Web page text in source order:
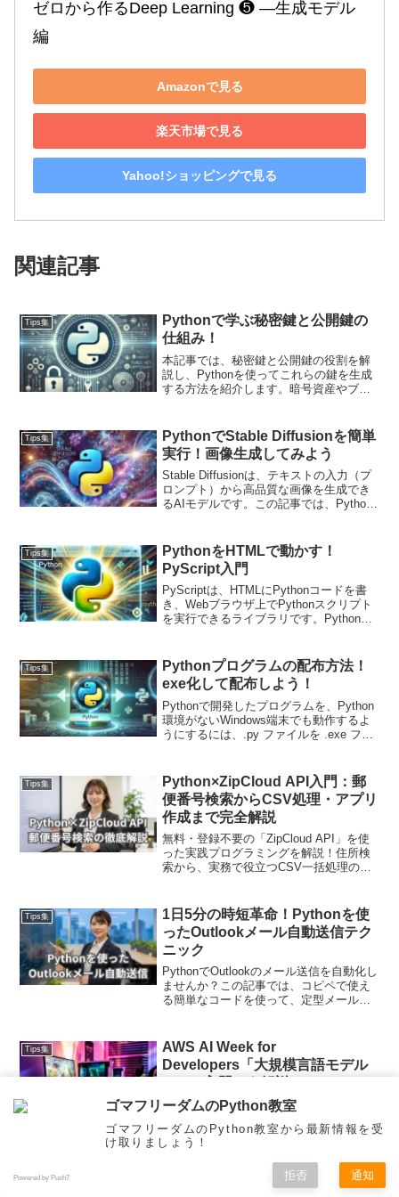
ゼロから作るDeep Learning ❺ ―生成モデル
編
Amazonで見る
楽天市場で見る
Yahoo!ショッピングで見る
関連記事
Tips集
Pythonで学ぶ秘密鍵と公開鍵の
仕組み！
本記事では、秘密鍵と公開鍵の役割を解
説し、Pythonを使ってこれらの鍵を生成
する方法を紹介します。暗号資産やブロ
ましょう！
Tips集
PythonでStable Diffusionを簡単
実行！画像生成してみよう
Stable Diffusionは、テキストの入力（プ
ロンプト）から高品質な画像を生成でき
るAIモデルです。この記事では、Python
る応用例も紹介します。
Tips集
PythonをHTMLで動かす！
PyScript入門
PyScriptは、HTMLにPythonコードを書
き、Webブラウザ上でPythonスクリプト
を実行できるライブラリです。Pythonで
PyScriptの基本と応用例を紹介します。
Tips集
Pythonプログラムの配布方法！
exe化して配布しよう！
Pythonで開発したプログラムを、Python
環境がないWindows端末でも動作するよ
うにするには、.py ファイルを .exe ファ
き、エンドユーザーの利便性が向上しま
す。
Tips集
Python×ZipCloud API入門：郵
便番号検索からCSV処理・アプリ
作成まで完全解説
無料・登録不要の「ZipCloud API」を使
った実践プログラミングを解説！住所検
索から、実務で役立つCSV一括処理の自
で学べます。コピペで動くコード付き！
Tips集
1日5分の時短革命！Pythonを使
ったOutlookメール自動送信テク
ニック
PythonでOutlookのメール送信を自動化し
ませんか？この記事では、コピペで使え
る簡単なコードを使って、定型メールの
要です！
Tips集
AWS AI Week for
Developers「大規模言語モデル
AWS AI Week for Developersにおける
します！LLMの基本概念から具体的な応
用方法までを学べます。特に、AWSの
LLMサービスを使用することで、開発者
が自分のプロジェクトに簡単にLLMを統
合できることが強調されています。
Tips集
Pythonで天気予報を取得！気象
トップ サイドバー
ゴマフリーダムのPython教室
ゴマフリーダムのPython教室から最新情報を受
け取りましょう！
Powered by Push7 拒否 通知